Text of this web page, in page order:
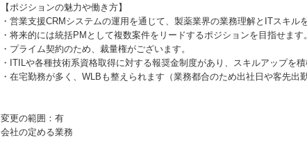
【ポジションの魅力や働き方】
・営業支援CRMシステムの運用を通じて、製薬業界の業務理解とITスキル
・将来的には統括PMとして複数案件をリードするポジションを目指せます。
・プライム契約のため、裁量権がございます。
・ITILや各種技術系資格取得に対する報奨金制度があり、スキルアップを積
・在宅勤務が多く、WLBも整えられます（業務都合のため出社日や客先出
変更の範囲：有
会社の定める業務